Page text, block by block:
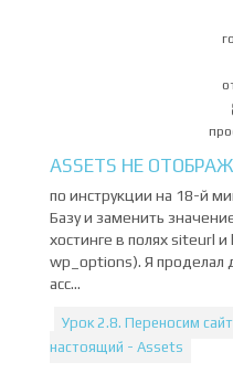
ASSETS НЕ
по инструкции на 18-й
Базу и заменить
хостинге в полях siteurl
wp_options). Я проделал
асс...
Урок 2.8. Переносим
настоящий - Assets